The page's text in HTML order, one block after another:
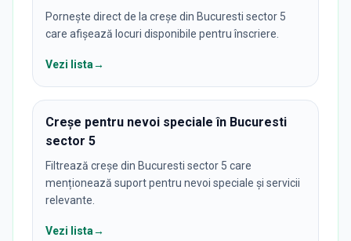
Pornește direct de la creșe din Bucuresti sector 5
care afișează locuri disponibile pentru înscriere.
Vezi lista→
Creșe pentru nevoi speciale în Bucuresti
sector 5
Filtrează creșe din Bucuresti sector 5 care
menționează suport pentru nevoi speciale și servicii
relevante.
Vezi lista→